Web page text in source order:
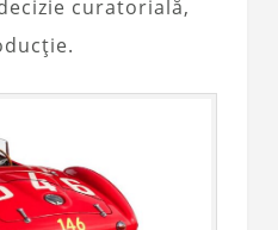
curatorială,